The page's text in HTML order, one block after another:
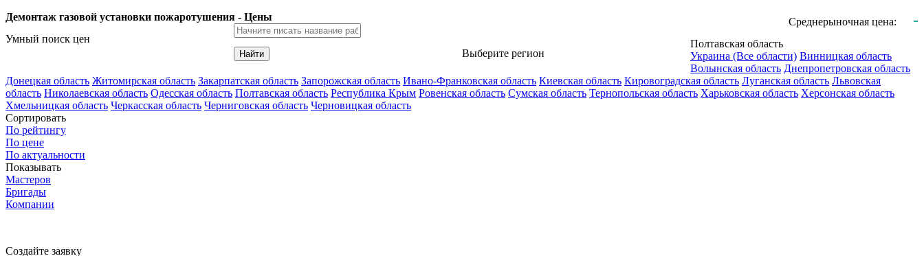
Демонтаж газовой установки пожаротушения - Цены
Среднерыночная цена: -
Умный поиск цен
Найти Выберите регион
Полтавская область
Украина (Все области) Винницкая область
Волынская область Днепропетровская область
Донецкая область Житомирская область Закарпатская область Запорожская область Ивано-Франковская область Киевская область Кировоградская область Луганская область Львовская
область Николаевская область Одесская область Полтавская область Республика Крым Ровенская область Сумская область Тернопольская область Харьковская область Херсонская область
Хмельницкая область Черкасская область Черниговская область Черновицкая область
Сортировать
По рейтингу
По цене
По актуальности
Показывать
Мастеров
Бригады
Компании
Создайте заявку